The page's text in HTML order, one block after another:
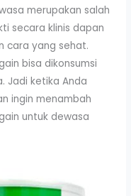
merupakan salah
secara klinis dapan
cara yang sehat.
bisa dikonsumsi
Jadi ketika Anda
ingin menambah
untuk dewasa